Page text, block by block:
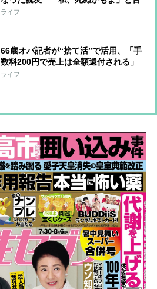
った2か月後に永遠に別れるまで
ライフ
66歳オバ記者が“捨て活”で活用、「手
数料200円で売上は全額還付される」
区のリサイクルショップが使える！
ライフ